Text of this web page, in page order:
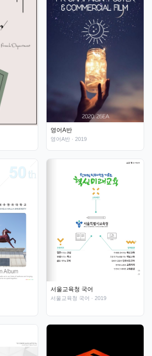
영어A반
영어A반 · 2019
서울교육청 국어
서울교육청 국어 · 2019